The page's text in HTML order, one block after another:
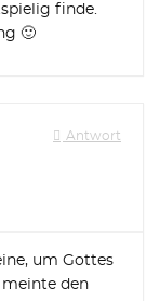
finde.
🙂
Antwort
um Gottes
meinte den